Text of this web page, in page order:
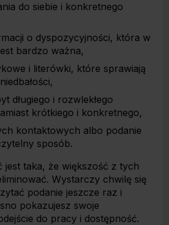
do siebie i konkretnego
o dyspozycyjności, która w
bardzo ważna,
i literówki, które sprawiają
długiego i rozwlekłego
krótkiego i konkretnego,
kontaktowych albo podanie
sposób.
jest taka, że większość z tych
Wystarczy chwilę się
podanie jeszcze raz i
pokazujesz swoje
do pracy i dostępność.